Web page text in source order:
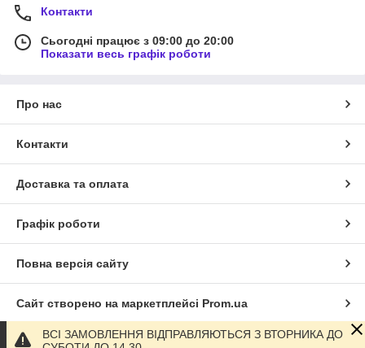
Контакти
Сьогодні працює з 09:00 до 20:00
Показати весь графік роботи
Про нас
Контакти
Доставка та оплата
Графік роботи
Повна версія сайту
Сайт створено на маркетплейсі Prom.ua
Політика конфіденційності
ВСІ ЗАМОВЛЕННЯ ВІДПРАВЛЯЮТЬСЯ З ВТОРНИКА ДО